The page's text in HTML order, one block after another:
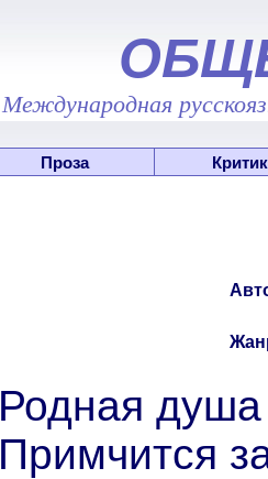
Международная
Проза
Родная душа
Примчится